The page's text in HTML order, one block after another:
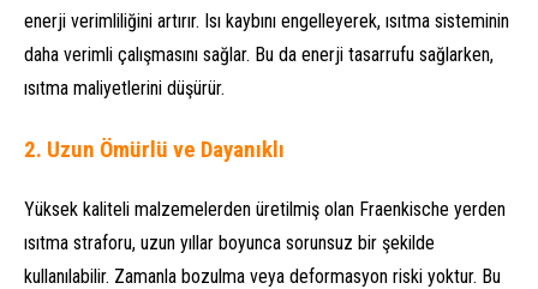
enerji verimliliğini artırır. Isı kaybını engelleyerek, ısıtma sisteminin
daha verimli çalışmasını sağlar. Bu da enerji tasarrufu sağlarken,
ısıtma maliyetlerini düşürür.
2. Uzun Ömürlü ve Dayanıklı
Yüksek kaliteli malzemelerden üretilmiş olan Fraenkische yerden
ısıtma straforu, uzun yıllar boyunca sorunsuz bir şekilde
kullanılabilir. Zamanla bozulma veya deformasyon riski yoktur. Bu